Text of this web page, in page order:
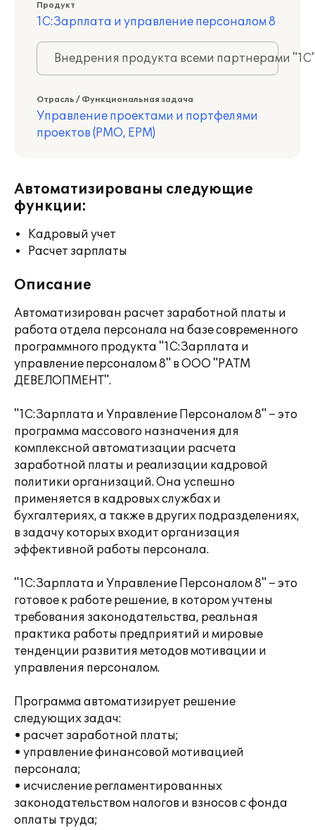
Продукт
1С:Зарплата и управление персоналом 8
Внедрения продукта всеми партнерами
Отрасль / Функциональная задача
Управление проектами и портфелями
проектов (PMO, EPM)
Автоматизированы следующие
функции:
Кадровый учет
Расчет зарплаты
Описание
Автоматизирован расчет заработной платы и
работа отдела персонала на базе современного
программного продукта "1С:Зарплата и
управление персоналом 8" в ООО "РАТМ
ДЕВЕЛОПМЕНТ".
"1С:Зарплата и Управление Персоналом 8" – это
программа массового назначения для
комплексной автоматизации расчета
заработной платы и реализации кадровой
политики организаций. Она успешно
применяется в кадровых службах и
бухгалтериях, а также в других подразделениях,
в задачу которых входит организация
эффективной работы персонала.
"1С:Зарплата и Управление Персоналом 8" – это
готовое к работе решение, в котором учтены
требования законодательства, реальная
практика работы предприятий и мировые
тенденции развития методов мотивации и
управления персоналом.
Программа автоматизирует решение
следующих задач:
• расчет заработной платы;
• управление финансовой мотивацией
персонала;
• исчисление регламентированных
законодательством налогов и взносов с фонда
оплаты труда;